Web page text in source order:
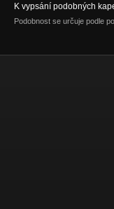
K vypsání podobných
Podobnost se určuje podle